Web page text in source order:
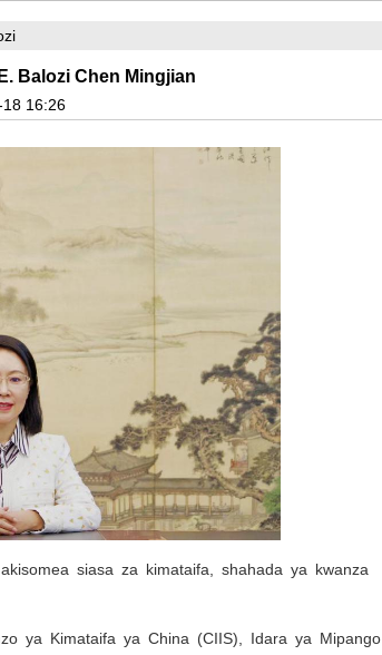
Balozi Chen Mingjian
16:26
siasa za kimataifa, shahada ya kwanza
ya Kimataifa ya China (CIIS), Idara ya Mipango